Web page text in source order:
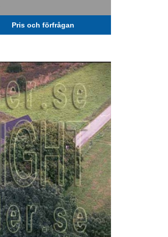
Pris och förfrågan